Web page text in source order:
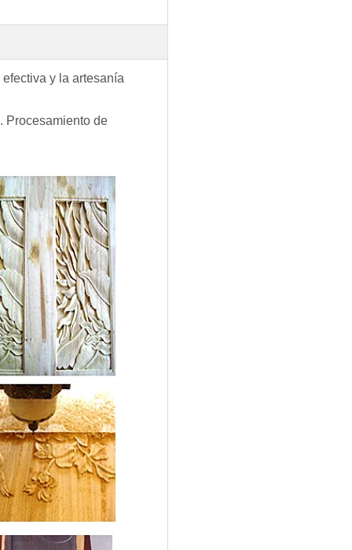
y la artesanía
Procesamiento de